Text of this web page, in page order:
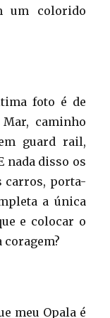
um colorido
foto é de
caminho
guard rail,
nada disso os
carros, porta-
a única
e colocar o
coragem?
meu Opala é